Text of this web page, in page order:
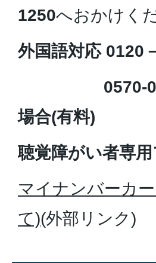
1250へおかけく
外国語対応 0120
0570-064-
場合(有料)
聴覚障がい者専
マイナンバーカ
て)(外部リンク)